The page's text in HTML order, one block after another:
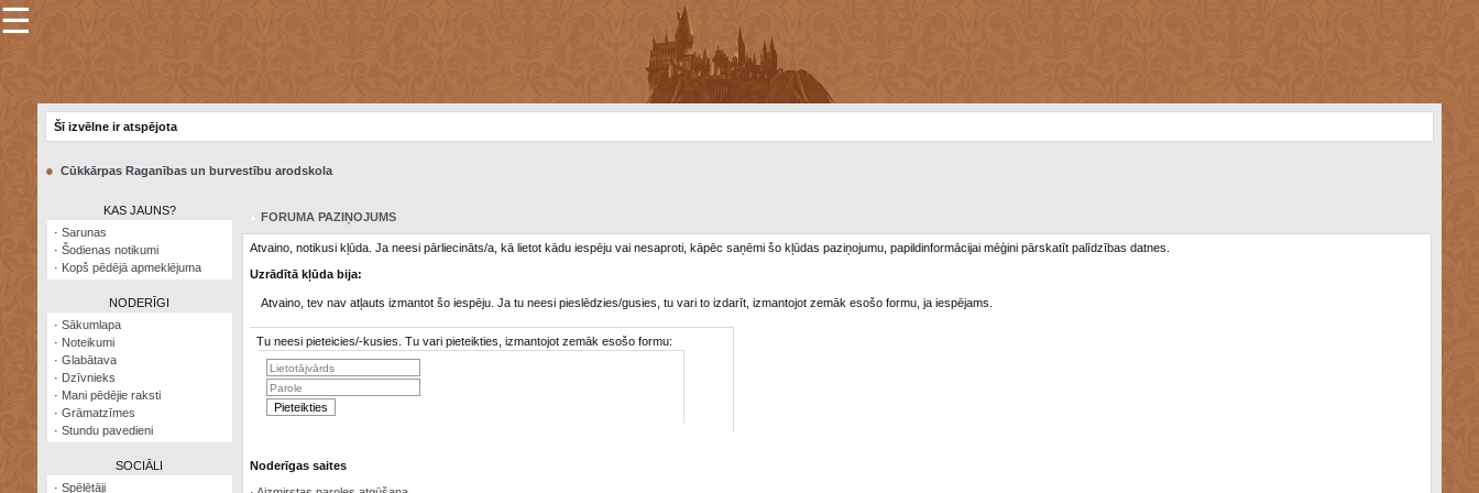
×
Šodienas
Visatcera
almanahs
☰
Šī izvēlne ir atspējota
● Cūkkārpas Raganības un burvestību arodskola
KAS JAUNS?
· Sarunas
· Šodienas notikumi
· Kopš pēdējā apmeklējuma
NODERĪGI
· Sākumlapa
· Noteikumi
· Glabātava
· Dzīvnieks
· Mani pēdējie raksti
· Grāmatzīmes
· Stundu pavedieni
SOCIĀLI
· Spēlētāji
FORUMA PAZIŅOJUMS
Atvaino, notikusi kļūda. Ja neesi pārliecināts/a, kā lietot kādu iespēju vai nesaproti, kāpēc saņēmi šo kļūdas paziņojumu, papildinformācijai mēģini pārskatīt palīdzības datnes.
Uzrādītā kļūda bija:
Atvaino, tev nav atļauts izmantot šo iespēju. Ja tu neesi pieslēdzies/gusies, tu vari to izdarīt, izmantojot zemāk esošo formu, ja iespējams.
Tu neesi pieteicies/-kusies. Tu vari pieteikties, izmantojot zemāk esošo formu:
Noderīgas saites